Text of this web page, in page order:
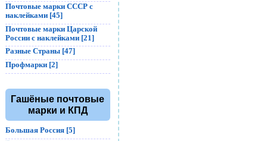
Почтовые марки СССР с
наклейками [45]
Почтовые марки Царской
России с наклейками [21]
Разные Страны [47]
Профмарки [2]
Гашёные почтовые
марки и КПД
Большая Россия [5]